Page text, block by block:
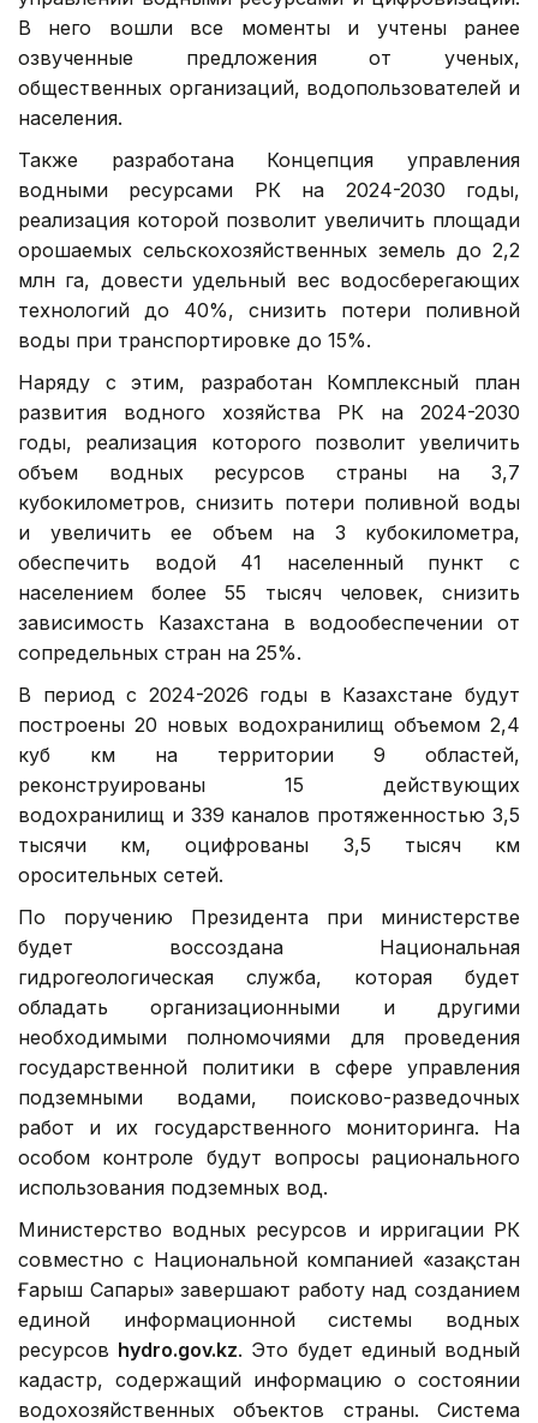
В него вошли все моменты и учтены ранее
озвученные предложения от ученых,
общественных организаций, водопользователей и
населения.
Также разработана Концепция управления
водными ресурсами РК на 2024-2030 годы,
реализация которой позволит увеличить площади
орошаемых сельскохозяйственных земель до 2,2
млн га, довести удельный вес водосберегающих
технологий до 40%, снизить потери поливной
воды при транспортировке до 15%.
Наряду с этим, разработан Комплексный план
развития водного хозяйства РК на 2024-2030
годы, реализация которого позволит увеличить
объем водных ресурсов страны на 3,7
кубокилометров, снизить потери поливной воды
и увеличить ее объем на 3 кубокилометра,
обеспечить водой 41 населенный пункт с
населением более 55 тысяч человек, снизить
зависимость Казахстана в водообеспечении от
сопредельных стран на 25%.
В период с 2024-2026 годы в Казахстане будут
построены 20 новых водохранилищ объемом 2,4
куб км на территории 9 областей,
реконструированы 15 действующих
водохранилищ и 339 каналов протяженностью 3,5
тысячи км, оцифрованы 3,5 тысяч км
оросительных сетей.
По поручению Президента при министерстве
будет воссоздана Национальная
гидрогеологическая служба, которая будет
обладать организационными и другими
необходимыми полномочиями для проведения
государственной политики в сфере управления
подземными водами, поисково-разведочных
работ и их государственного мониторинга. На
особом контроле будут вопросы рационального
использования подземных вод.
Министерство водных ресурсов и ирригации РК
совместно с Национальной компанией «Қазақстан
Ғарыш Сапары» завершают работу над созданием
единой информационной системы водных
ресурсов hydro.gov.kz. Это будет единый водный
кадастр, содержащий информацию о состоянии
водохозяйственных объектов страны. Система